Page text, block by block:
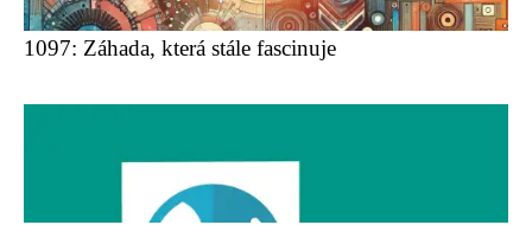
1097: Záhada, která stále fascinuje